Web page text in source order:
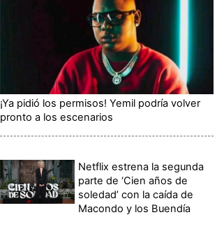
¡Ya pidió los permisos! Yemil podría volver
pronto a los escenarios
Netflix estrena la segunda
parte de ‘Cien años de
soledad’ con la caída de
Macondo y los Buendía